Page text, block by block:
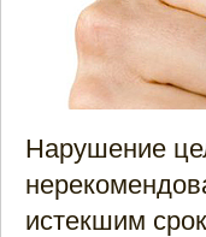
Нарушение
истекшим